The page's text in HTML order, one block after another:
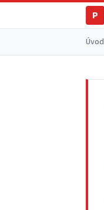
P
Úvod